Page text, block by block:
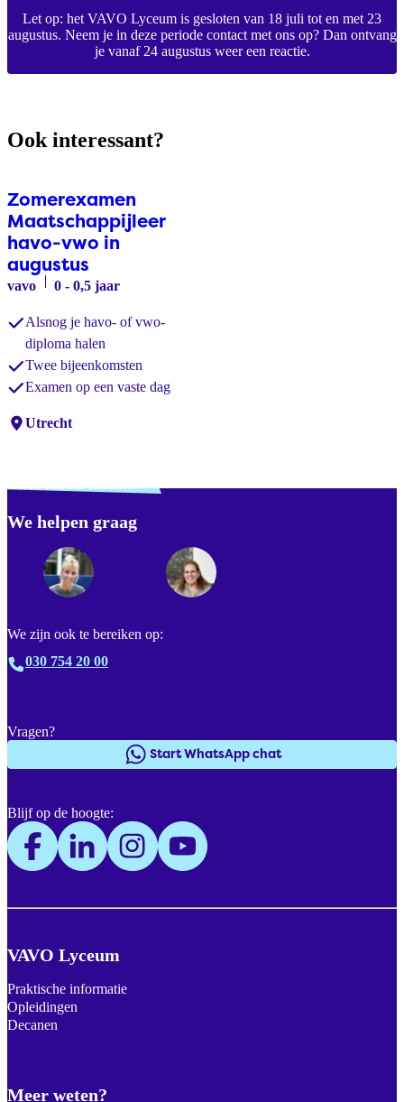
Let op: het VAVO Lyceum is gesloten van 18 juli tot en met 23
augustus. Neem je in deze periode contact met ons op? Dan ontvang
je vanaf 24 augustus weer een reactie.
Ook interessant?
Zomerexamen
Maatschappijleer
havo-vwo in
augustus
vavo 0 - 0,5 jaar
Alsnog je havo- of vwo-
diploma halen
Twee bijeenkomsten
Examen op een vaste dag
Locaties:
Utrecht
We helpen graag
We zijn ook te bereiken op:
030 754 20 00
VAVO Lyceum
Praktische informatie
Opleidingen
Decanen
Meer weten?
Vragen?
Start WhatsApp chat
Blijf op de hoogte:
Footer